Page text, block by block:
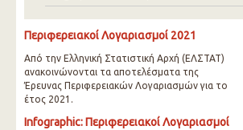
Περιφερειακοί Λογαριασμοί 2021
Από την Ελληνική Στατιστική Αρχή (ΕΛΣΤΑΤ)
ανακοινώνονται τα αποτελέσματα της
Έρευνας Περιφερειακών Λογαριασμών για το
έτος 2021.
Infographic: Περιφερειακοί Λογαριασμοί